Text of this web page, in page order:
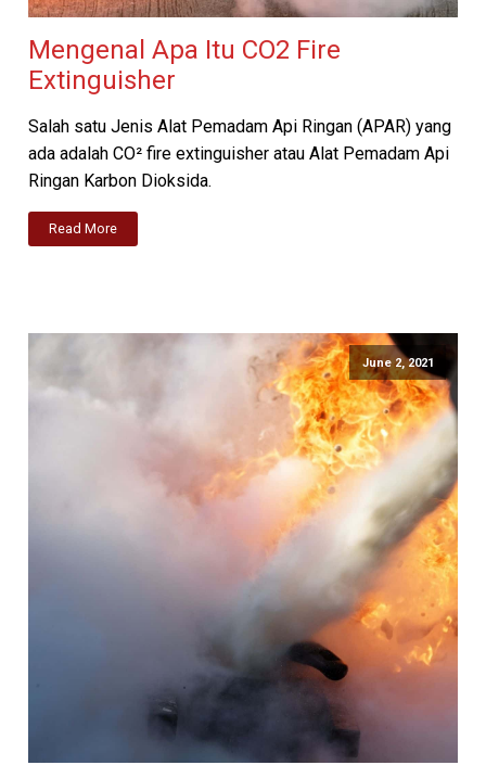
Mengenal Apa Itu CO2 Fire
Extinguisher
Salah satu Jenis Alat Pemadam Api Ringan (APAR) yang
ada adalah CO² fire extinguisher atau Alat Pemadam Api
Ringan Karbon Dioksida.
Read More
June 2, 2021